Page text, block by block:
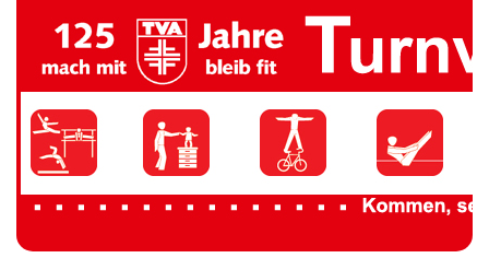
TV 1894 Auersmacher